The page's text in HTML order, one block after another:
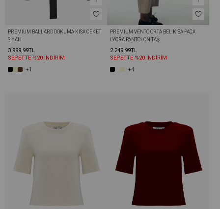
PREMIUM BALLARD DOKUMA KISA CEKET
SIYAH
3.999,99TL
SEPETTE %20 İNDİRİM
+1
PREMIUM VENTO ORTA BEL KISA PAÇA
LYCRA PANTOLON TAŞ
2.249,99TL
SEPETTE %20 İNDİRİM
+4